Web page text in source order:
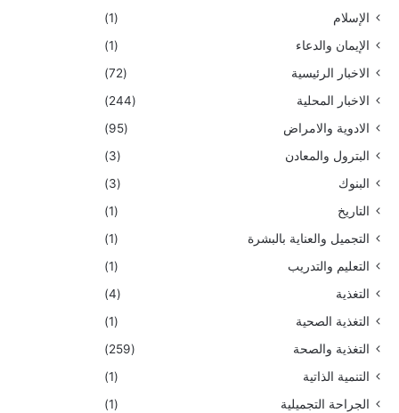
الإسلام
(1)
الإيمان والدعاء
(1)
الاخبار الرئيسية
(72)
الاخبار المحلية
(244)
الادوية والامراض
(95)
البترول والمعادن
(3)
البنوك
(3)
التاريخ
(1)
التجميل والعناية بالبشرة
(1)
التعليم والتدريب
(1)
التغذية
(4)
التغذية الصحية
(1)
التغذية والصحة
(259)
التنمية الذاتية
(1)
الجراحة التجميلية
(1)